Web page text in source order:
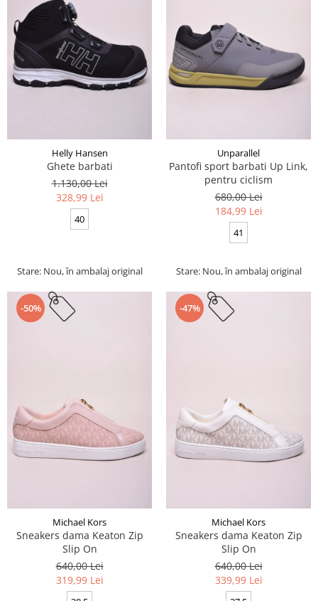
Helly Hansen
Ghete barbati
1.130,00 Lei
328,99 Lei
40
Stare: Nou, în ambalaj original
Unparallel
Pantofi sport barbati Up Link,
pentru ciclism
680,00 Lei
184,99 Lei
41
Stare: Nou, în ambalaj original
-50%
Michael Kors
Sneakers dama Keaton Zip
Slip On
640,00 Lei
319,99 Lei
-47%
Michael Kors
Sneakers dama Keaton Zip
Slip On
640,00 Lei
339,99 Lei